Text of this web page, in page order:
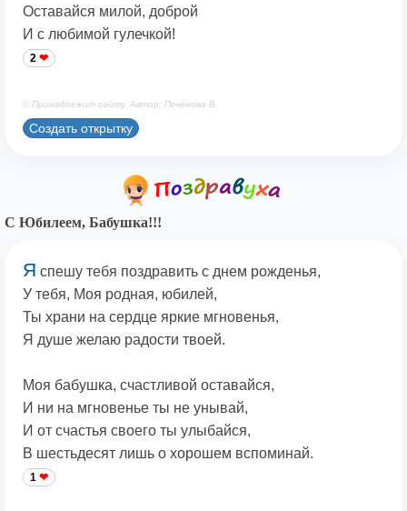
Оставайся милой, доброй
И с любимой гулечкой!
2
© Принадлежит сайту. Автор: Печенова В.
Создать открытку
С Юбилеем, Бабушка!!!
Я спешу тебя поздравить с днем рожденья,
У тебя, Моя родная, юбилей,
Ты храни на сердце яркие мгновенья,
Я душе желаю радости твоей.
Моя бабушка, счастливой оставайся,
И ни на мгновенье ты не унывай,
И от счастья своего ты улыбайся,
В шестьдесят лишь о хорошем вспоминай.
1